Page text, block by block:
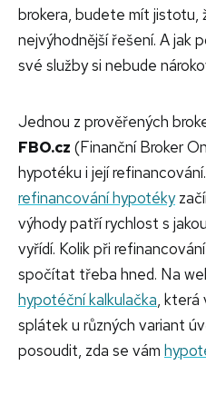
brokera, budete mít jistotu,
nejvýhodnější řešení. A jak
své služby si nebude
Jednou z prověřených
FBO.cz (Finanční Broker
hypotéku i její
refinancování hypotéky
výhody patří rychlost s
vyřídí. Kolik při
spočítat třeba hned. Na
hypotéční kalkulačka, která
splátek u různých variant
posoudit, zda se vám